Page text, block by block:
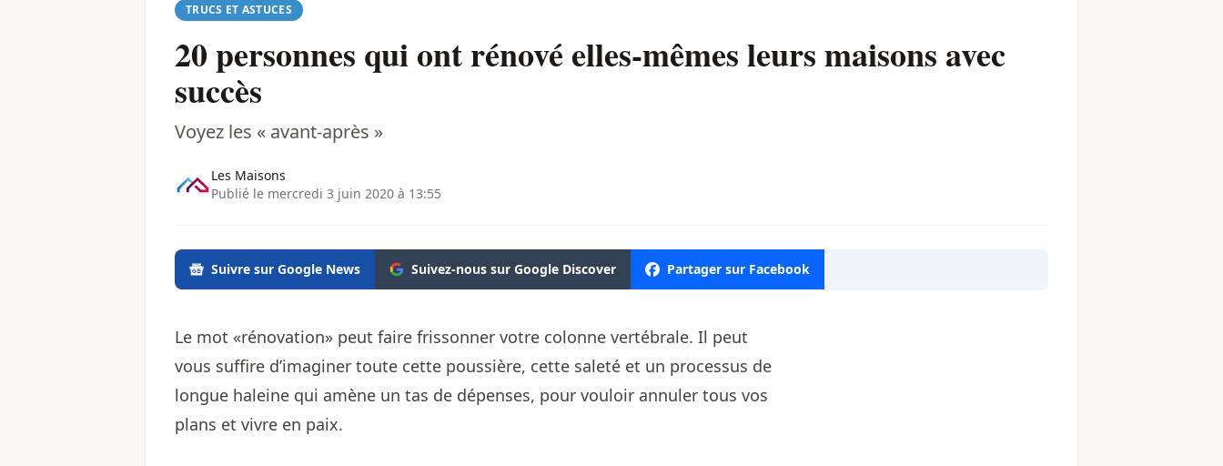
TRUCS ET ASTUCES
20 personnes qui ont rénové elles-mêmes leurs maisons avec
succès
Voyez les « avant-après »
Les Maisons
Publié le mercredi 3 juin 2020 à 13:55
Suivre sur Google News Suivez-nous sur Google Discover Partager sur Facebook
Le mot «rénovation» peut faire frissonner votre colonne vertébrale. Il peut
vous suffire d’imaginer toute cette poussière, cette saleté et un processus de
longue haleine qui amène un tas de dépenses, pour vouloir annuler tous vos
plans et vivre en paix.